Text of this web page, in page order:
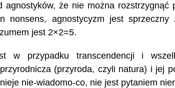
agnostyków, że nie można
nonsens, agnostycyzm jest
jest 2×2=5.
w przypadku transcendencji i
(przyroda, czyli natura) i jej
nie-wiadomo-co, nie jest pytaniem